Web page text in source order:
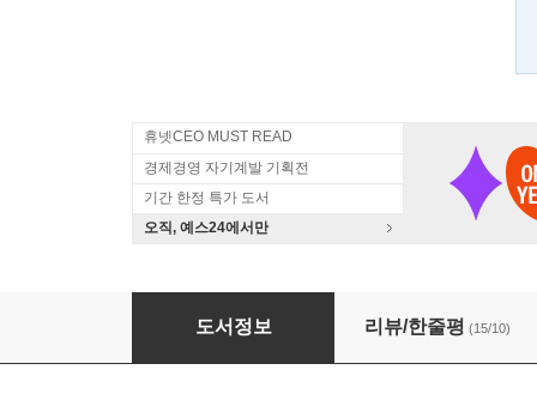
휴넷CEO MUST READ
경제경영 자기계발 기획전
기간 한정 특가 도서
오직, 예스24에서만
나도 꼬마 빌딩을 갖고 싶다
도서정보 리뷰/한줄평 (15/10)